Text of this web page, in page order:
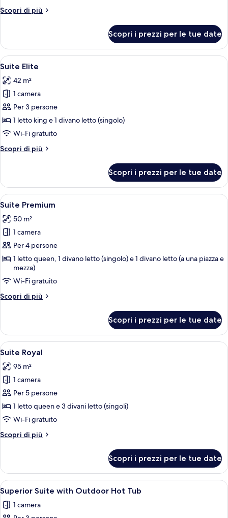
miele
Scopri di più
Altri
luna
di
miele
Scopri i prezzi per le tue date
Apri
tutte
le
foto
per
Suite
Elite
Una camera da letto moderna con
5
Suite Elite
42 m²
1 camera
Per 3 persone
1 letto king e 1 divano letto (singolo)
Wi-Fi gratuito
Scopri di più
Altri
Elite
Scopri i prezzi per le tue date
Apri
tutte
le
foto
per
Suite
Premium
Una camera da letto moderna con
9
Suite Premium
50 m²
1 camera
Per 4 persone
1 letto queen, 1 divano letto (singolo) e 1 divano letto (a una piazza e
mezza)
Wi-Fi gratuito
Scopri di più
Altri
Premium
Scopri i prezzi per le tue date
Apri
tutte
le
foto
per
Suite
Royal
Un soggiorno moderno e
8
Suite Royal
95 m²
1 camera
Per 5 persone
1 letto queen e 3 divani letto (singoli)
Wi-Fi gratuito
Scopri di più
Altri
Royal
Scopri i prezzi per le tue date
Apri
tutte
le
Una camera da letto moderna con
1
Superior Suite with Outdoor Hot Tub
1 camera